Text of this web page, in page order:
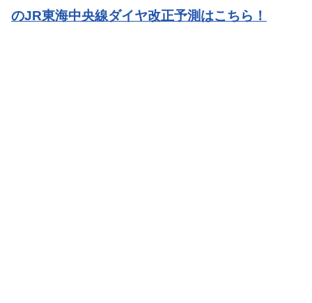
のJR東海中央線ダイヤ改正予測はこちら！